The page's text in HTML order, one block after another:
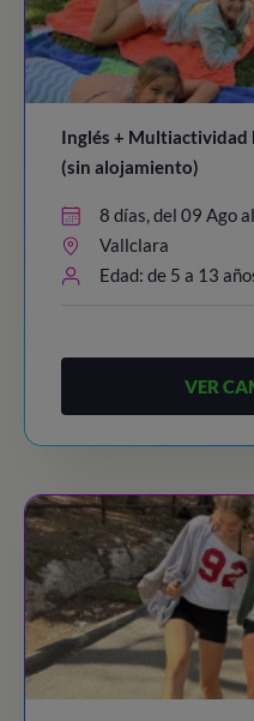
Inglés + Multiactividad
(sin alojamiento)
8 días, del 09 Ago
Vallclara
Edad: de 5 a 13
VER